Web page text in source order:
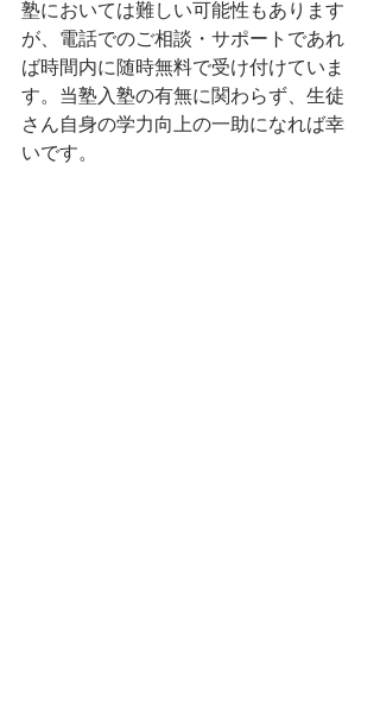
塾においては難しい可能性もあります
が、電話でのご相談・サポートであれ
ば時間内に随時無料で受け付けていま
す。当塾入塾の有無に関わらず、生徒
さん自身の学力向上の一助になれば幸
いです。